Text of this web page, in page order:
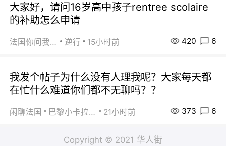
大家好，请问16岁高中孩子rentree scolaire
的补助怎么申请
法国你问我答 逆行 15小时前 420 6
我发个帖子为什么没有人理我呢？大家每天都
在忙什么难道你们都不无聊吗？？
闲聊法国 巴黎小卡拉咪 21小时前 373 6
Copyright © 2021 华人街